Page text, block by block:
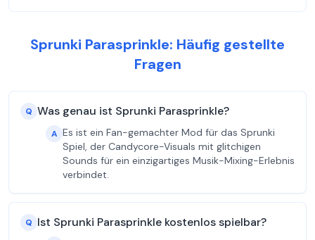
Sprunki Parasprinkle: Häufig gestellte
Fragen
Q Was genau ist Sprunki Parasprinkle?
A Es ist ein Fan-gemachter Mod für das Sprunki
Spiel, der Candycore-Visuals mit glitchigen
Sounds für ein einzigartiges Musik-Mixing-Erlebnis
verbindet.
Q Ist Sprunki Parasprinkle kostenlos spielbar?